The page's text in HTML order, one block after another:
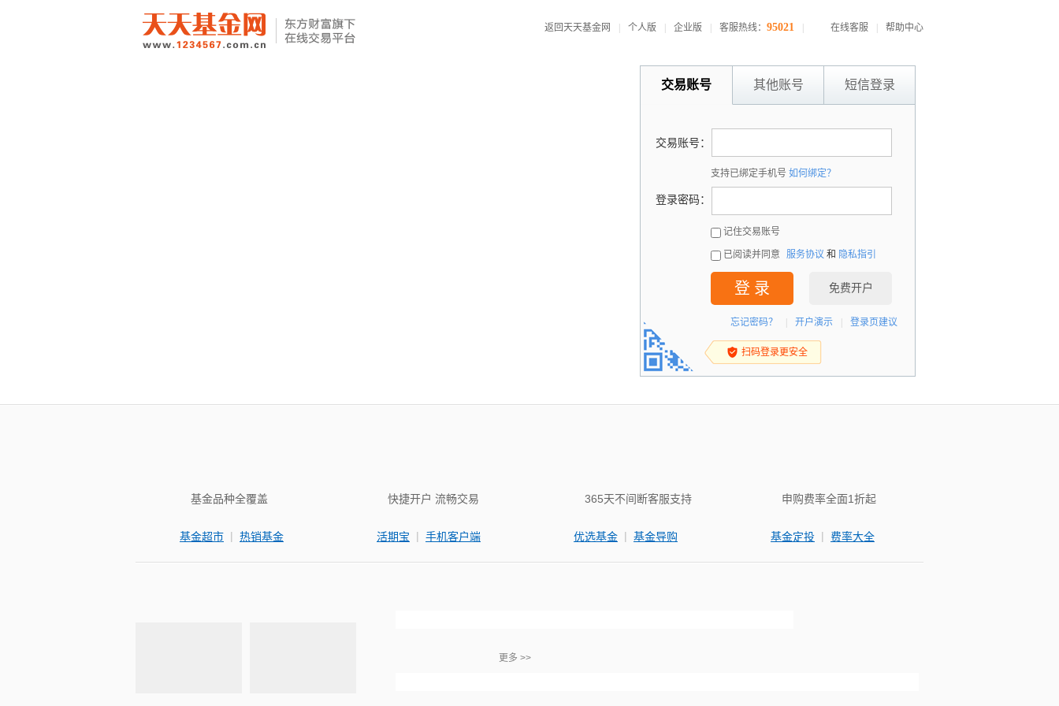
返回天天基金网 个人版 企业版 客服热线： 95021 在线客服 帮助中心
交易账号 其他账号 短信登录
交易账号：
支持已绑定手机号 如何绑定？
登录密码：
记住交易账号
已阅读并同意 服务协议 和 隐私指引
登 录 免费开户
忘记密码？ 开户演示 登录页建议
扫码登录更安全
基金品种全覆盖
基金超市 | 热销基金
快捷开户 流畅交易
活期宝 | 手机客户端
365天不间断客服支持
优选基金 | 基金导购
申购费率全面1折起
基金定投 | 费率大全
更多 >>